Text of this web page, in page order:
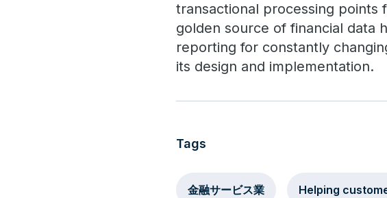
transactional processing points
golden source of financial data
reporting for constantly
its design and implementation.
Tags
金融サービス業 Helping